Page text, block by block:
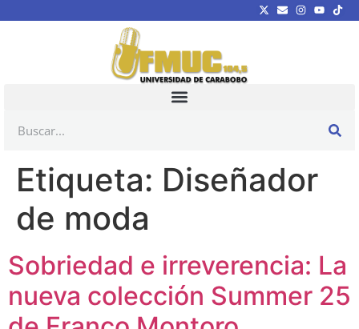
Etiqueta: Diseñador
de moda
Sobriedad e irreverencia: La
nueva colección Summer 25